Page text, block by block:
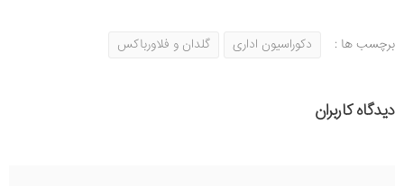
برچسب ها : دکوراسیون اداری گلدان و فلاورباکس
دیدگاه کاربران